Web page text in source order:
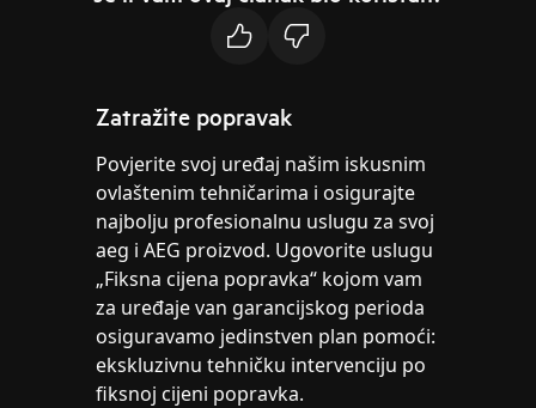
Zatražite popravak
Povjerite svoj uređaj našim iskusnim
ovlaštenim tehničarima i osigurajte
najbolju profesionalnu uslugu za svoj
aeg i AEG proizvod. Ugovorite uslugu
„Fiksna cijena popravka“ kojom vam
za uređaje van garancijskog perioda
osiguravamo jedinstven plan pomoći:
ekskluzivnu tehničku intervenciju po
fiksnoj cijeni popravka.